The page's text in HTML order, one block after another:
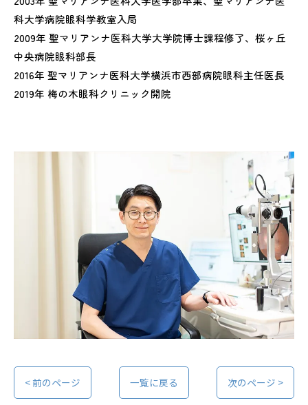
科大学病院眼科学教室入局
2009年 聖マリアンナ医科大学大学院博士課程修了、桜ヶ丘
中央病院眼科部長
2016年 聖マリアンナ医科大学横浜市西部病院眼科主任医長
2019年 梅の木眼科クリニック開院
< 前のページ 一覧に戻る 次のページ >